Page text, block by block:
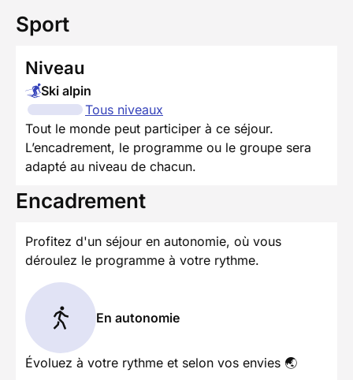
Sport
Niveau
Ski alpin
Tous niveaux
Tout le monde peut participer à ce séjour.
L’encadrement, le programme ou le groupe sera
adapté au niveau de chacun.
Encadrement
Profitez d'un séjour en autonomie, où vous
déroulez le programme à votre rythme.
En autonomie
Évoluez à votre rythme et selon vos envies 🌏